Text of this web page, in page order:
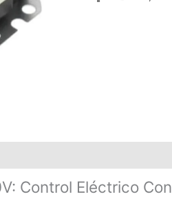
Control Eléctrico